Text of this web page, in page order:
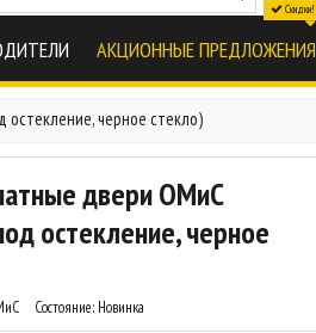
АКЦИОННЫЕ ПРЕДЛОЖЕНИЯ
Скидки!
черное стекло)
двери ОМиС
остекление, черное
Состояние: Новинка